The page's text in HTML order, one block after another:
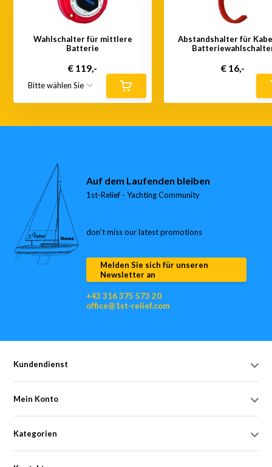
Wahlschalter für mittlere
Batterie
€ 119,-
Abstandshalter für
€ 16,-
Auf dem Laufenden bleiben
1st-Relief - Yachting Community
don’t miss our latest promotions
Melden Sie sich für unseren
Newsletter an
+43 316 375 573 20
office@1st-relief.com
Kundendienst
Mein Konto
Kategorien